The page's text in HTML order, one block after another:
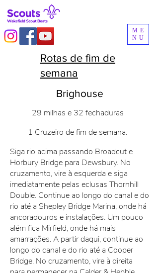
ME
NU
Rotas de fim de
semana
Brighouse
29 milhas e 32 fechaduras
1 Cruzeiro de fim de semana.
Siga rio acima passando Broadcut e
Horbury Bridge para Dewsbury. No
cruzamento, vire à esquerda e siga
imediatamente pelas eclusas Thornhill
Double. Continue ao longo do canal e do
rio até a Shepley Bridge Marina, onde há
ancoradouros e instalações. Um pouco
além fica Mirfield, onde há mais
amarrações. A partir daqui, continue ao
longo do canal e do rio até a Cooper
Bridge. No cruzamento, vire à direita